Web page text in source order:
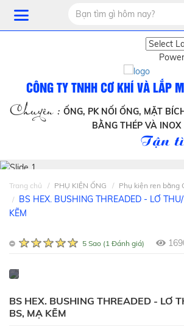
CÔNG TY TNHH CƠ KHÍ VÀ LẮP
Chuyên : ỐNG, PK NỐI ỐNG, MẶT
BẰNG THÉP VÀ INOX
Tận
Trang chủ PHỤ KIỆN ỐNG Phụ kiện ren bằng
BS HEX. BUSHING THREADED - LƠ
KẼM
5 Sao (1 Đánh giá)
BS HEX. BUSHING THREADED - LƠ
BS, MẠ KẼM